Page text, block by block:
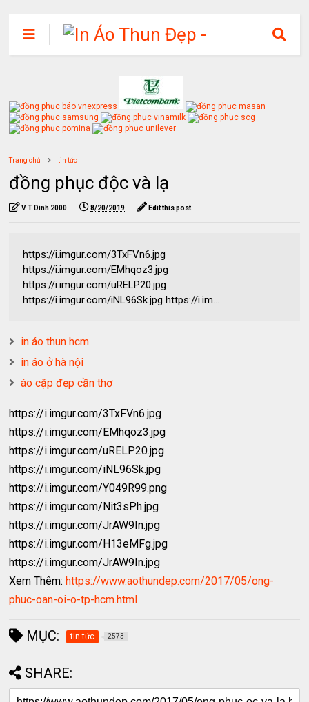
Trang chủ tin tức
đồng phục độc và lạ
V T Dinh 2000 8/20/2019 Edit this post
https://i.imgur.com/3TxFVn6.jpg
https://i.imgur.com/EMhqoz3.jpg
https://i.imgur.com/uRELP20.jpg
https://i.imgur.com/iNL96Sk.jpg https://i.im...
in áo thun hcm
in áo ở hà nội
áo cặp đẹp cần thơ
https://i.imgur.com/3TxFVn6.jpg
https://i.imgur.com/EMhqoz3.jpg
https://i.imgur.com/uRELP20.jpg
https://i.imgur.com/iNL96Sk.jpg
https://i.imgur.com/Y049R99.png
https://i.imgur.com/Nit3sPh.jpg
https://i.imgur.com/JrAW9In.jpg
https://i.imgur.com/H13eMFg.jpg
https://i.imgur.com/JrAW9In.jpg
Xem Thêm:https://www.aothundep.com/2017/05/ong-
phuc-oan-oi-o-tp-hcm.html
MỤC: tin tức 2573
SHARE: